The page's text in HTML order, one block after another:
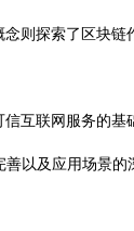
则探索了区块
互联网服务的
以及应用场景